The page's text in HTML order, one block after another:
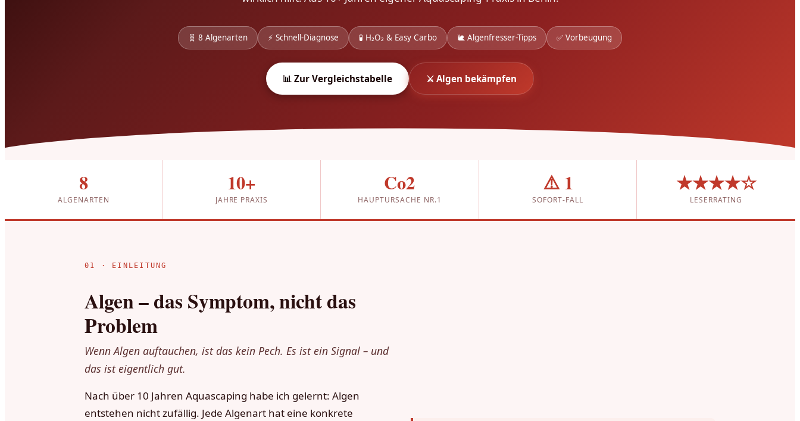
🧬 8 Algenarten ⚡ Schnell-Diagnose 🧪 H₂O₂ & Easy Carbo 🐌 Algenfresser-Tipps ✅ Vorbeugung
📊 Zur Vergleichstabelle ⚔️ Algen bekämpfen
8
ALGENARTEN
10+
JAHRE PRAXIS
Co2
HAUPTURSACHE NR.1
⚠️ 1
SOFORT-FALL
★★★★☆
LESERRATING
01 · EINLEITUNG
Algen – das Symptom, nicht das
Problem
Wenn Algen auftauchen, ist das kein Pech. Es ist ein Signal – und
das ist eigentlich gut.
Nach über 10 Jahren Aquascaping habe ich gelernt: Algen
entstehen nicht zufällig. Jede Algenart hat eine konkrete